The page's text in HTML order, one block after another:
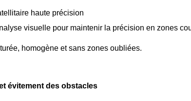
haute précision
visuelle pour maintenir la précision en zones
homogène et sans zones oubliées.
évitement des obstacles